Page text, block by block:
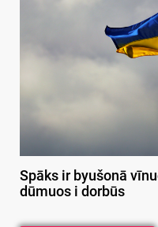
Spāks ir byušonā
dūmuos i dorbūs